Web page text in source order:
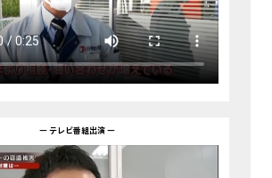
― テレビ番組出演 ―